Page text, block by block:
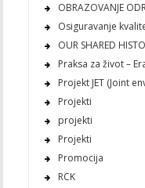
OBRAZOVANJE
Osiguravanje
OUR SHARED
Praksa za život –
Projekt JET (Joint
Projekti
projekti
Projekti
Promocija
RCK